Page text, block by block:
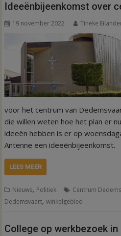
Ideeënbijeenkomst over
19 november 2022 Tineke
voor het centrum van
die willen weten hoe het plan er
ideeën hebben is er op
Antenne een ideeënbijeenkomst.
LEES MEER
Nieuws, Politiek Centrum
Dedemsvaart,winkelgebied
College op werkbezoek